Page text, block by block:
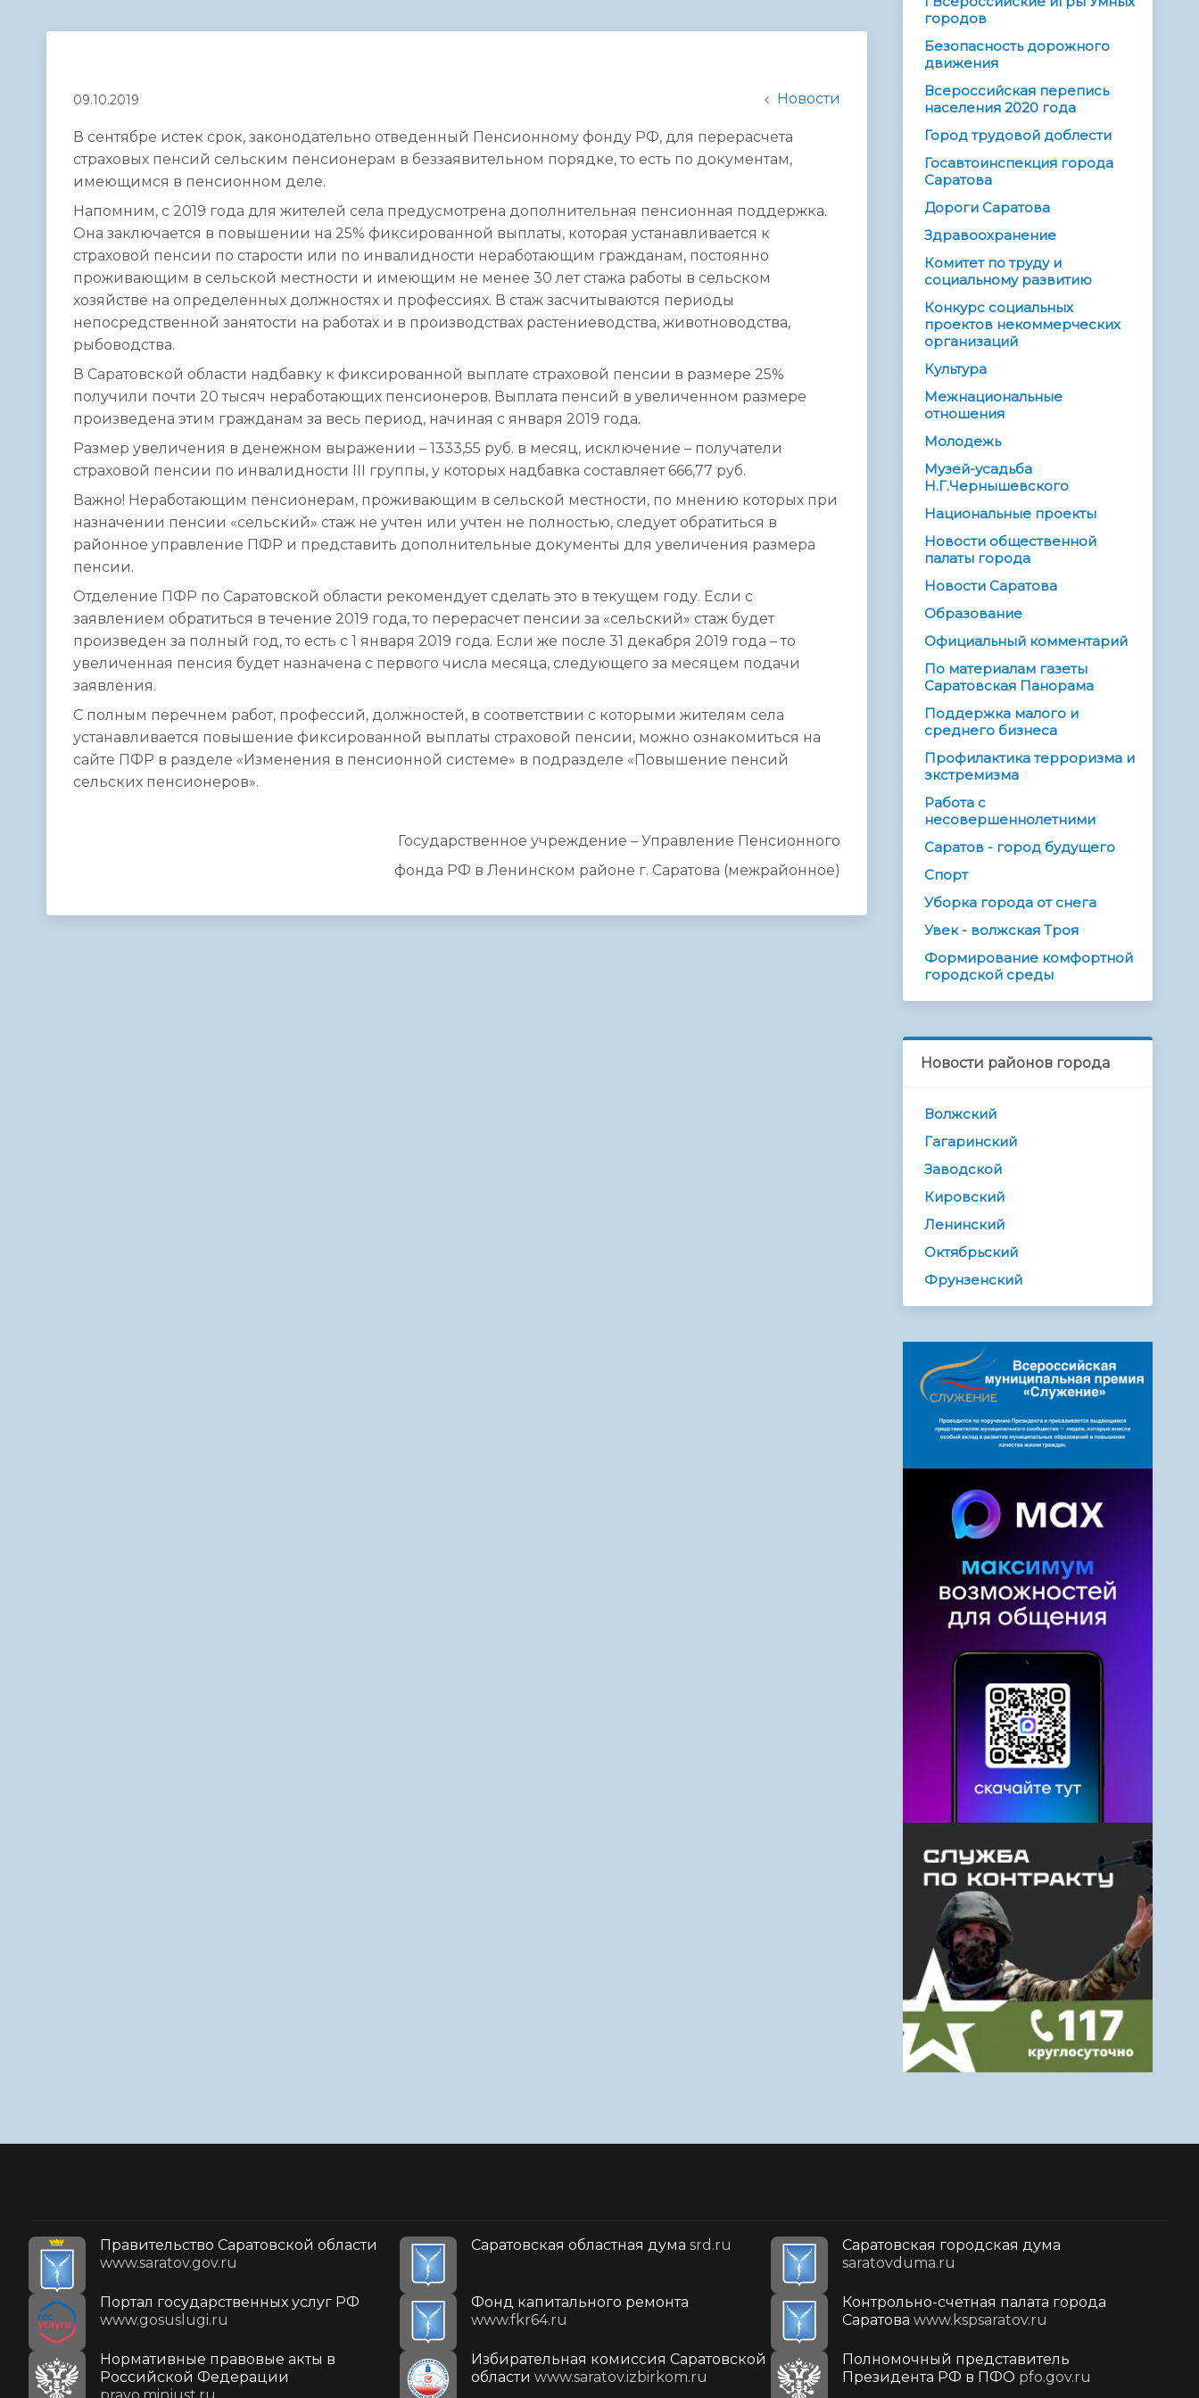
администрации
09.10.2019 Новости
В сентябре истек срок, законодательно отведенный Пенсионному фонду РФ, для перерасчета
страховых пенсий сельским пенсионерам в беззаявительном порядке, то есть по документам,
имеющимся в пенсионном деле.
Напомним, с 2019 года для жителей села предусмотрена дополнительная пенсионная поддержка.
Она заключается в повышении на 25% фиксированной выплаты, которая устанавливается к
страховой пенсии по старости или по инвалидности неработающим гражданам, постоянно
проживающим в сельской местности и имеющим не менее 30 лет стажа работы в сельском
хозяйстве на определенных должностях и профессиях. В стаж засчитываются периоды
непосредственной занятости на работах и в производствах растениеводства, животноводства,
рыбоводства.
В Саратовской области надбавку к фиксированной выплате страховой пенсии в размере 25%
получили почти 20 тысяч неработающих пенсионеров. Выплата пенсий в увеличенном размере
произведена этим гражданам за весь период, начиная с января 2019 года.
Размер увеличения в денежном выражении – 1333,55 руб. в месяц, исключение – получатели
страховой пенсии по инвалидности III группы, у которых надбавка составляет 666,77 руб.
Важно! Неработающим пенсионерам, проживающим в сельской местности, по мнению которых при
назначении пенсии «сельский» стаж не учтен или учтен не полностью, следует обратиться в
районное управление ПФР и представить дополнительные документы для увеличения размера
пенсии.
Отделение ПФР по Саратовской области рекомендует сделать это в текущем году. Если с
заявлением обратиться в течение 2019 года, то перерасчет пенсии за «сельский» стаж будет
произведен за полный год, то есть с 1 января 2019 года. Если же после 31 декабря 2019 года – то
увеличенная пенсия будет назначена с первого числа месяца, следующего за месяцем подачи
заявления.
С полным перечнем работ, профессий, должностей, в соответствии с которыми жителям села
устанавливается повышение фиксированной выплаты страховой пенсии, можно ознакомиться на
сайте ПФР в разделе «Изменения в пенсионной системе» в подразделе «Повышение пенсий
сельских пенсионеров».
Государственное учреждение – Управление Пенсионного
фонда РФ в Ленинском районе г. Саратова (межрайонное)
городов
Безопасность дорожного
движения
Всероссийская перепись
населения 2020 года
Город трудовой доблести
Госавтоинспекция города
Саратова
Дороги Саратова
Здравоохранение
Комитет по труду и
социальному развитию
Конкурс социальных
проектов некоммерческих
организаций
Культура
Межнациональные
отношения
Молодежь
Музей-усадьба
Н.Г.Чернышевского
Национальные проекты
Новости общественной
палаты города
Новости Саратова
Образование
Официальный комментарий
По материалам газеты
Саратовская Панорама
Поддержка малого и
среднего бизнеса
Профилактика терроризма и
экстремизма
Работа с
несовершеннолетними
Саратов - город будущего
Спорт
Уборка города от снега
Увек - волжская Троя
Формирование комфортной
городской среды
Новости районов города
Волжский
Гагаринский
Заводской
Кировский
Ленинский
Октябрьский
Фрунзенский
Правительство Саратовской области
www.saratov.gov.ru
Саратовская областная дума srd.ru
Саратовская городская дума
saratovduma.ru
Портал государственных услуг РФ
www.gosuslugi.ru
Фонд капитального ремонта
www.fkr64.ru
Контрольно-счетная палата города
Саратова www.kspsaratov.ru
Нормативные правовые акты в
Российской Федерации
Избирательная комиссия Саратовской
области www.saratov.izbirkom.ru
Полномочный представитель
Президента РФ в ПФО pfo.gov.ru